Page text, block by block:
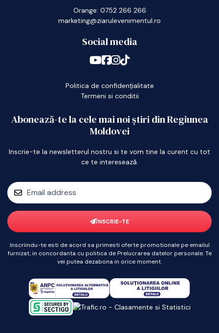
Orange: 0752 266 266
marketing@ziarulevenimentul.ro
Social media
Politica de confidențialitate
Termeni si conditii
Abonează-te la cele mai noi știri din Regiunea
Moldovei
Inscrie-te la newsletterul nostru si te vom tine la curent cu tot
ce te interesează.
ÎNSCRIE-TE
Inscriindu-te esti de acord sa primesti oferte promotionale pe emailul
furnizat, in concordanta cu politica de Prelucrarea datelor personale. Te
vei putea dezabona in orice moment.